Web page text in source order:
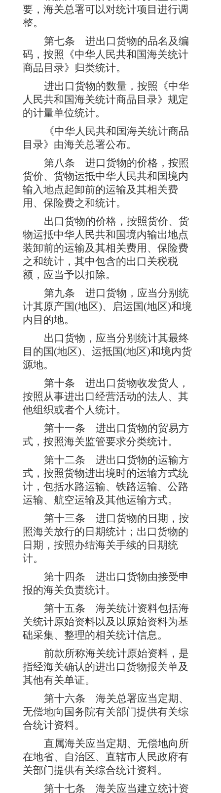
要，海关总署可以对统计项目进行调
整。
第七条 进出口货物的品名及编
码，按照《中华人民共和国海关统计
商品目录》归类统计。
进出口货物的数量，按照《中华
人民共和国海关统计商品目录》规定
的计量单位统计。
《中华人民共和国海关统计商品
目录》由海关总署公布。
第八条 进口货物的价格，按照
货价、货物运抵中华人民共和国境内
输入地点起卸前的运输及其相关费
用、保险费之和统计。
出口货物的价格，按照货价、货
物运抵中华人民共和国境内输出地点
装卸前的运输及其相关费用、保险费
之和统计，其中包含的出口关税税
额，应当予以扣除。
第九条 进口货物，应当分别统
计其原产国(地区)、启运国(地区)和境
内目的地。
出口货物，应当分别统计其最终
目的国(地区)、运抵国(地区)和境内货
源地。
第十条 进出口货物收发货人，
按照从事进出口经营活动的法人、其
他组织或者个人统计。
第十一条 进出口货物的贸易方
式，按照海关监管要求分类统计。
第十二条 进出口货物的运输方
式，按照货物进出境时的运输方式统
计，包括水路运输、铁路运输、公路
运输、航空运输及其他运输方式。
第十三条 进口货物的日期，按
照海关放行的日期统计；出口货物的
日期，按照办结海关手续的日期统
计。
第十四条 进出口货物由接受申
报的海关负责统计。
第十五条 海关统计资料包括海
关统计原始资料以及以原始资料为基
础采集、整理的相关统计信息。
前款所称海关统计原始资料，是
指经海关确认的进出口货物报关单及
其他有关单证。
第十六条 海关总署应当定期、
无偿地向国务院有关部门提供有关综
合统计资料。
直属海关应当定期、无偿地向所
在地省、自治区、直辖市人民政府有
关部门提供有关综合统计资料。
第十七条 海关应当建立统计资